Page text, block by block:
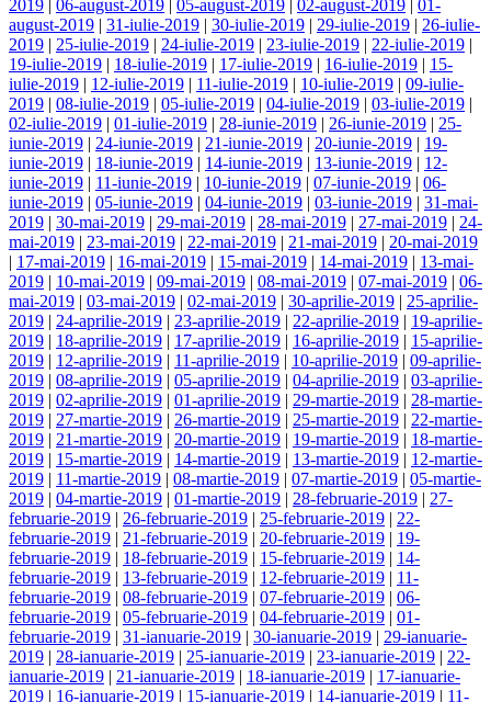
2019 | 06-august-2019 | 05-august-2019 | 02-august-2019 | 01-
august-2019 | 31-iulie-2019 | 30-iulie-2019 | 29-iulie-2019 | 26-iulie-
2019 | 25-iulie-2019 | 24-iulie-2019 | 23-iulie-2019 | 22-iulie-2019 |
19-iulie-2019 | 18-iulie-2019 | 17-iulie-2019 | 16-iulie-2019 | 15-
iulie-2019 | 12-iulie-2019 | 11-iulie-2019 | 10-iulie-2019 | 09-iulie-
2019 | 08-iulie-2019 | 05-iulie-2019 | 04-iulie-2019 | 03-iulie-2019 |
02-iulie-2019 | 01-iulie-2019 | 28-iunie-2019 | 26-iunie-2019 | 25-
iunie-2019 | 24-iunie-2019 | 21-iunie-2019 | 20-iunie-2019 | 19-
iunie-2019 | 18-iunie-2019 | 14-iunie-2019 | 13-iunie-2019 | 12-
iunie-2019 | 11-iunie-2019 | 10-iunie-2019 | 07-iunie-2019 | 06-
iunie-2019 | 05-iunie-2019 | 04-iunie-2019 | 03-iunie-2019 | 31-mai-
2019 | 30-mai-2019 | 29-mai-2019 | 28-mai-2019 | 27-mai-2019 | 24-
mai-2019 | 23-mai-2019 | 22-mai-2019 | 21-mai-2019 | 20-mai-2019
| 17-mai-2019 | 16-mai-2019 | 15-mai-2019 | 14-mai-2019 | 13-mai-
2019 | 10-mai-2019 | 09-mai-2019 | 08-mai-2019 | 07-mai-2019 | 06-
mai-2019 | 03-mai-2019 | 02-mai-2019 | 30-aprilie-2019 | 25-aprilie-
2019 | 24-aprilie-2019 | 23-aprilie-2019 | 22-aprilie-2019 | 19-aprilie-
2019 | 18-aprilie-2019 | 17-aprilie-2019 | 16-aprilie-2019 | 15-aprilie-
2019 | 12-aprilie-2019 | 11-aprilie-2019 | 10-aprilie-2019 | 09-aprilie-
2019 | 08-aprilie-2019 | 05-aprilie-2019 | 04-aprilie-2019 | 03-aprilie-
2019 | 02-aprilie-2019 | 01-aprilie-2019 | 29-martie-2019 | 28-martie-
2019 | 27-martie-2019 | 26-martie-2019 | 25-martie-2019 | 22-martie-
2019 | 21-martie-2019 | 20-martie-2019 | 19-martie-2019 | 18-martie-
2019 | 15-martie-2019 | 14-martie-2019 | 13-martie-2019 | 12-martie-
2019 | 11-martie-2019 | 08-martie-2019 | 07-martie-2019 | 05-martie-
2019 | 04-martie-2019 | 01-martie-2019 | 28-februarie-2019 | 27-
februarie-2019 | 26-februarie-2019 | 25-februarie-2019 | 22-
februarie-2019 | 21-februarie-2019 | 20-februarie-2019 | 19-
februarie-2019 | 18-februarie-2019 | 15-februarie-2019 | 14-
februarie-2019 | 13-februarie-2019 | 12-februarie-2019 | 11-
februarie-2019 | 08-februarie-2019 | 07-februarie-2019 | 06-
februarie-2019 | 05-februarie-2019 | 04-februarie-2019 | 01-
februarie-2019 | 31-ianuarie-2019 | 30-ianuarie-2019 | 29-ianuarie-
2019 | 28-ianuarie-2019 | 25-ianuarie-2019 | 23-ianuarie-2019 | 22-
ianuarie-2019 | 21-ianuarie-2019 | 18-ianuarie-2019 | 17-ianuarie-
2019 | 16-ianuarie-2019 | 15-ianuarie-2019 | 14-ianuarie-2019 | 11-